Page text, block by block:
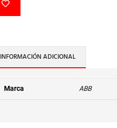
INFORMACIÓN ADICIONAL
Marca ABB